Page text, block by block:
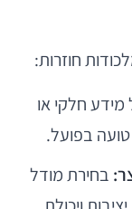
חוזרות:
מידע חלקי או
בפועל.
בחירת מודל